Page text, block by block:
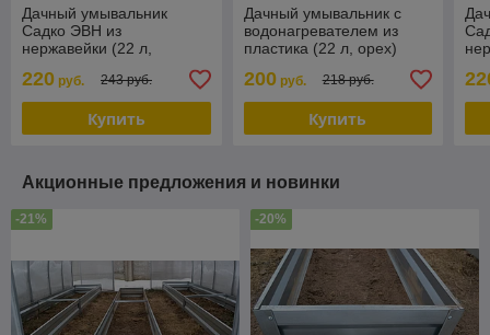
Дачный умывальник
Садко ЭВН из
нержавейки (22 л,
220 руб. 243 руб.
Купить
Дачный умывальник с
водонагревателем из
пластика (22 л, орех)
200руб. 218 руб.
Купить
Акционные предложения и новинки
-21% -20%